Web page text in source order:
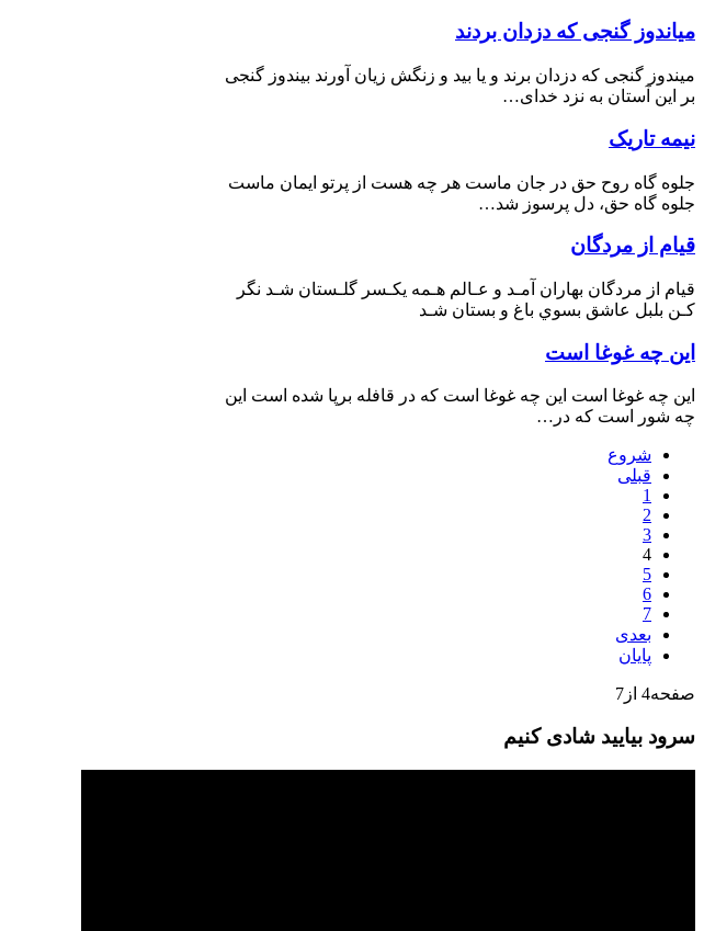
میاندوز گنجی که دزدان بردند
میندوز گنجی که دزدان برند و یا بید و زنگش زیان آورند بیندوز گنجی
بر این آستان به نزد خدای…
نیمه تاریک
جلوه گاه روح حق در جان ماست هر چه هست از پرتو ایمان ماست
جلوه گاه حق، دل پرسوز شد…
قيام از مردگان
قيام از مردگان بهاران آمـد و عـالم هـمه يكـسر گلـستان شـد نگر
كـن بلبل عاشق بسوي باغ و بستان شـد
این چه غوغا است
این چه غوغا است این چه غوغا است که در قافله برپا شده است این
چه شور است که در…
شروع
قبلی
1
2
3
4
5
6
7
بعدی
پایان
صفحه4 از7
سرود بیایید شادی کنیم